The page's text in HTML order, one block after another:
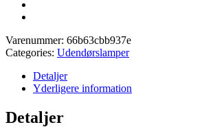
Varenummer: 66b63cbb937e
Categories: Udendørslamper
Detaljer
Yderligere information
Detaljer